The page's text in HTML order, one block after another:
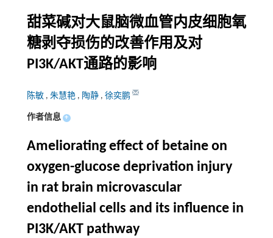
甜菜碱对大鼠脑微血管内皮细胞氧
糖剥夺损伤的改善作用及对
PI3K/AKT通路的影响
陈敏 , 朱慧艳 , 陶静 , 徐奕鹏
作者信息 +
Ameliorating effect of betaine on
oxygen-glucose deprivation injury
in rat brain microvascular
endothelial cells and its influence in
PI3K/AKT pathway